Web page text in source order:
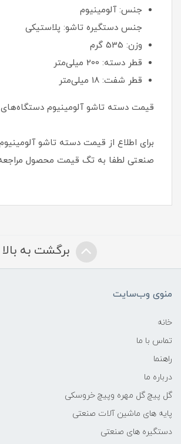
جنس: آلومینیوم
جنس دستگیره تاشو: پلاستیکی
وزن: 535 گرم
قطر دسته: 200 میلی‌متر
قطر شفت: 18 میلی‌متر
قیمت دسته تاشو آلومینیوم
برای اطلاع از قیمت دسته تاشو
صنعتی لطفا به تگ قیمت محصول مراجعه
برگشت به بالا
منوی وب‌سایت
خانه
تماس با ما
راهنما
درباره ما
گل پیچ گل مهره وپیچ خروسکی
پایه های ماشین آلات صنعتی
دستگیره های صنعتی